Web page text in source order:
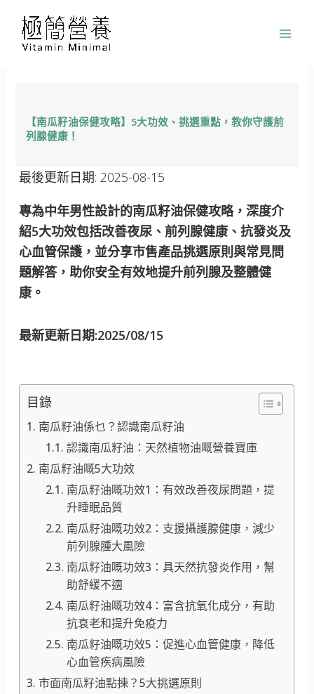
【南瓜籽油保健攻略】5大功效、挑選重點，教你守護前
列腺健康！
最後更新日期: 2025-08-15
專為中年男性設計的南瓜籽油保健攻略，深度介
紹5大功效包括改善夜尿、前列腺健康、抗發炎及
心血管保護，並分享市售產品挑選原則與常見問
題解答，助你安全有效地提升前列腺及整體健
康。
最新更新日期:2025/08/15
目錄
南瓜籽油係乜？認識南瓜籽油
認識南瓜籽油：天然植物油嘅營養寶庫
南瓜籽油嘅5大功效
南瓜籽油嘅功效1：有效改善夜尿問題，提
升睡眠品質
南瓜籽油嘅功效2：支援攝護腺健康，減少
前列腺腫大風險
南瓜籽油嘅功效3：具天然抗發炎作用，幫
助舒緩不適
南瓜籽油嘅功效4：富含抗氧化成分，有助
抗衰老和提升免疫力
南瓜籽油嘅功效5：促進心血管健康，降低
心血管疾病風險
市面南瓜籽油點揀？5大挑選原則